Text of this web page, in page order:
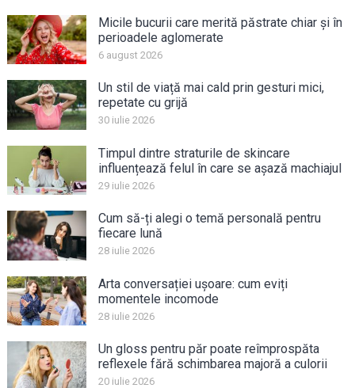
Micile bucurii care merită păstrate chiar și în
perioadele aglomerate
6 august 2026
Un stil de viață mai cald prin gesturi mici,
repetate cu grijă
30 iulie 2026
Timpul dintre straturile de skincare
influențează felul în care se așază machiajul
29 iulie 2026
Cum să-ți alegi o temă personală pentru
fiecare lună
28 iulie 2026
Arta conversației ușoare: cum eviți
momentele incomode
28 iulie 2026
Un gloss pentru păr poate reîmprospăta
reflexele fără schimbarea majoră a culorii
20 iulie 2026